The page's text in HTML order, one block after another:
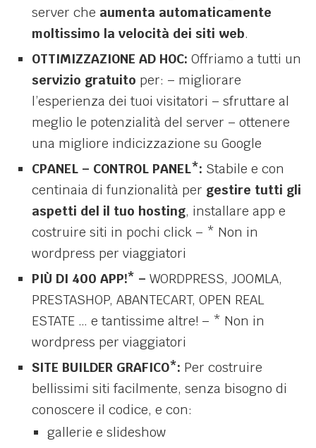
server che aumenta automaticamente
moltissimo la velocità dei siti web.
OTTIMIZZAZIONE AD HOC: Offriamo a tutti un
servizio gratuito per: – migliorare
l’esperienza dei tuoi visitatori – sfruttare al
meglio le potenzialità del server – ottenere
una migliore indicizzazione su Google
CPANEL – CONTROL PANEL*: Stabile e con
centinaia di funzionalità per gestire tutti gli
aspetti del il tuo hosting, installare app e
costruire siti in pochi click – * Non in
wordpress per viaggiatori
PIÙ DI 400 APP!* – WORDPRESS, JOOMLA,
PRESTASHOP, ABANTECART, OPEN REAL
ESTATE … e tantissime altre! – * Non in
wordpress per viaggiatori
SITE BUILDER GRAFICO*: Per costruire
bellissimi siti facilmente, senza bisogno di
conoscere il codice, e con:
gallerie e slideshow